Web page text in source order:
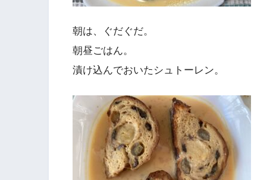
朝は、ぐだぐだ。
朝昼ごはん。
漬け込んでおいたシュトーレン。